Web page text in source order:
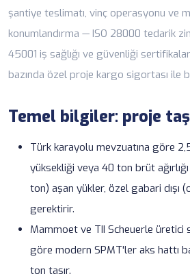
şantiye teslimatı, vinç operasyonu ve
konumlandırma — ISO 28000 tedarik
45001 iş sağlığı ve güvenliği
bazında özel proje kargo sigortası ile
Temel bilgiler: proje
Türk karayolu mevzuatına göre
yüksekliği veya 40 ton brüt
ton) aşan yükler, özel gabari dışı
gerektirir.
Mammoet ve TII Scheuerle üretici
göre modern SPMT'ler aks hattı
ton taşır.